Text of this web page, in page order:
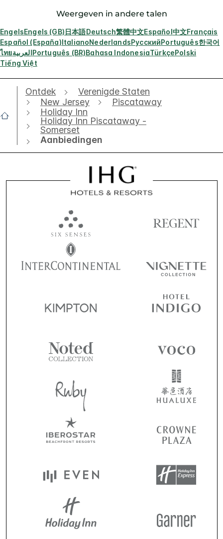
Weergeven in andere talen
EngelsEngels (GB)日本語Deutsch繁體中文Español中文Français
Español (España)ItalianoNederlandsРусскийPortuguês한국어
ไทยالعربيةPortuguês (BR)Bahasa IndonesiaTürkçePolski
Tiếng Việt
Ontdek
Verenigde Staten
New Jersey
Piscataway
Holiday Inn
Holiday Inn Piscataway -
Somerset
Aanbiedingen